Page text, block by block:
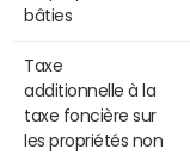
bâties
Taxe
additionnelle à la
taxe foncière sur
les propriétés non